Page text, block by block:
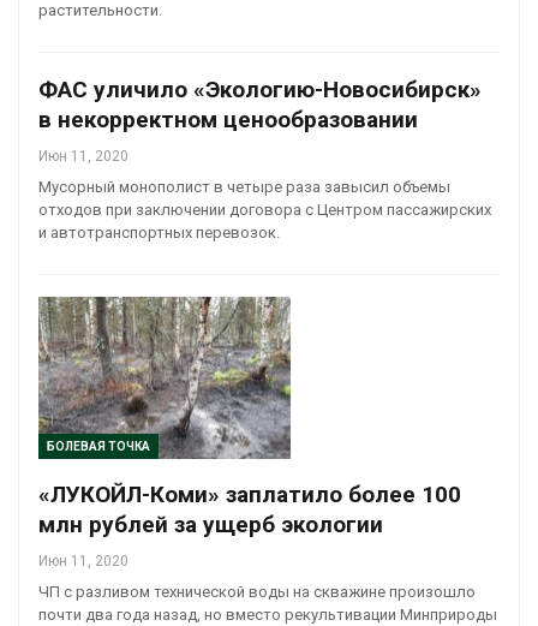
растительности.
ФАС уличило «Экологию-Новосибирск»
в некорректном ценообразовании
Июн 11, 2020
Мусорный монополист в четыре раза завысил объемы
отходов при заключении договора с Центром пассажирских
и автотранспортных перевозок.
БОЛЕВАЯ ТОЧКА
«ЛУКОЙЛ-Коми» заплатило более 100
млн рублей за ущерб экологии
Июн 11, 2020
ЧП с разливом технической воды на скважине произошло
почти два года назад, но вместо рекультивации Минприроды